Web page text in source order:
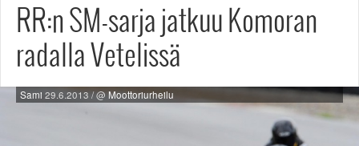
Mopot
Enduro/MX
KESKUSTELU
Haku
Säännöt ja ohjeet
KUVAT/VIDEOT
RR:n SM-sarja jatkuu Komoran
radalla Vetelissä
Sami 29.6.2013/ @Moottoriurheilu